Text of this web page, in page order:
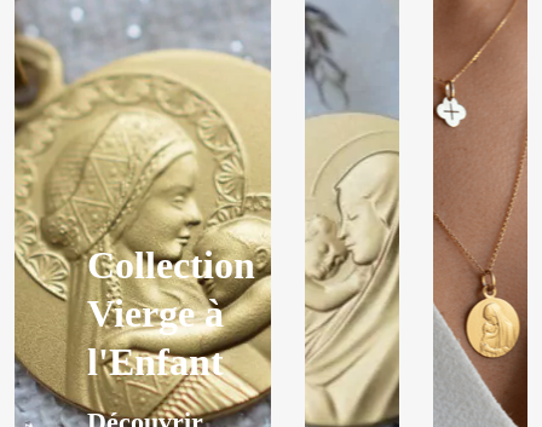
Collection
Vierge à
l'Enfant